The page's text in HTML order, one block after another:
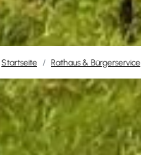
Startseite Rathaus & Bürgerservice